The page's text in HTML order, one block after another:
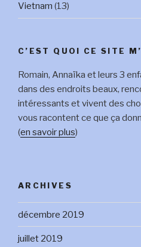
Vietnam (13)
C’EST QUOI CE SITE
Romain, Annaïka et leurs 3
dans des endroits beaux,
intéressants et vivent des
vous racontent ce que ça
(en savoir plus)
ARCHIVES
décembre 2019
juillet 2019